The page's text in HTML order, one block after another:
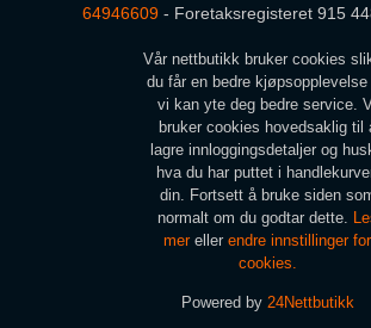
64946609 - Foretaksregisteret 915
Vår nettbutikk bruker cookies
du får en bedre kjøpsopplevelse
vi kan yte deg bedre service.
bruker cookies hovedsaklig til
lagre innloggingsdetaljer og
hva du har puttet i
din. Fortsett å bruke siden
normalt om du godtar dette.
mer eller endre innstillinger for
cookies.
Powered by 24Nettbutikk